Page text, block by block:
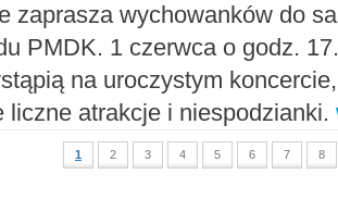
zaprasza wychowanków do
PMDK. 1 czerwca o godz.
na uroczystym
liczne atrakcje i niespodzianki.
1 2 3 4 5 6 7 8